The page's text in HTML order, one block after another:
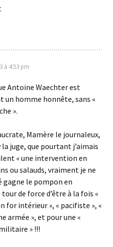
à 4:53 pm
Antoine Waechter est
un homme honnête, sans «
».
Mamère le journaleux,
juge, que pourtant j’aimais
« une intervention en
ou salauds, vraiment je ne
gagne le pompon en
de force d’être à la fois «
for intérieur », « pacifiste », «
armée », et pour une «
» !!!